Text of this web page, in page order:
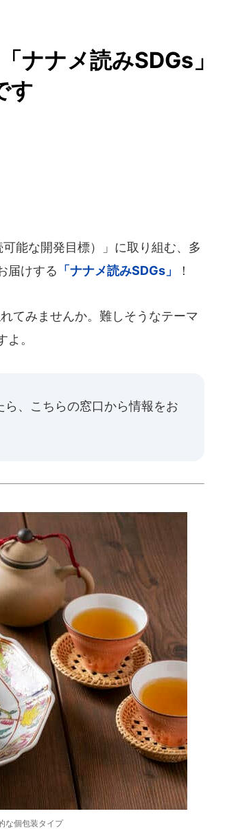
ナナメ読みSDGs」
す
能な開発目標）」に取り組む、多
届けする 「ナナメ読みSDGs」 ！
てみませんか。難しそうなテーマ
。
、 こちらの窓口から情報をお
な個包装タイプ